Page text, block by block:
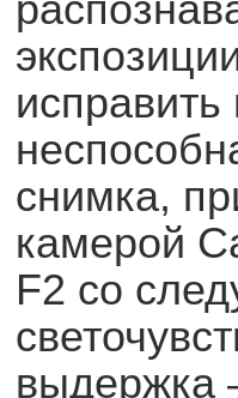
снимка,
камерой
F2 со
выдержка